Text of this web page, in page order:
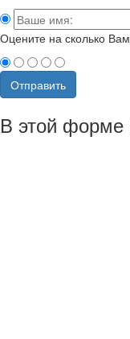
Оцените на сколько
Отправить
В этой форме